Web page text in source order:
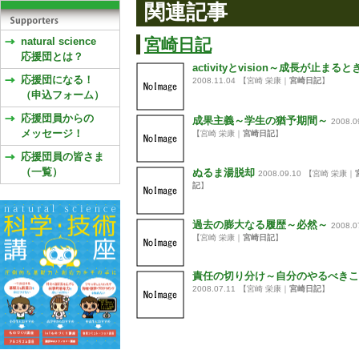
関連記事
宮崎日記
activityとvision～成長が止まると
2008.11.04 【宮崎 栄康｜ 宮崎日記】
成果主義～学生の猶予期間～
【宮崎 栄康｜ 宮崎日記】
ぬるま湯脱却 2008.09.10 【宮崎 栄康｜
記】
過去の膨大なる履歴～必然～
【宮崎 栄康｜ 宮崎日記】
責任の切り分け～自分のやるべき
2008.07.11 【宮崎 栄康｜ 宮崎日記】
natural science
応援団とは？
応援団になる！
（申込フォーム）
応援団員からの
メッセージ！
応援団員の皆さま
（一覧）